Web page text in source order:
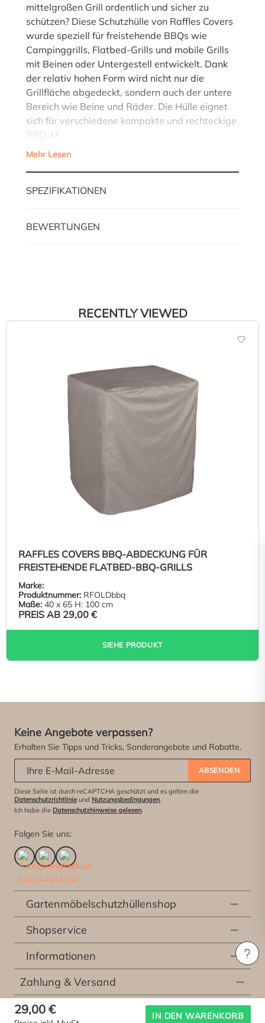
mittelgroßen Grill ordentlich und sicher zu
schützen? Diese Schutzhülle von Raffles Covers
wurde speziell für freistehende BBQs wie
Campinggrills, Flatbed-Grills und mobile Grills
mit Beinen oder Untergestell entwickelt. Dank
der relativ hohen Form wird nicht nur die
Grillfläche abgedeckt, sondern auch der untere
Bereich wie Beine und Räder. Die Hülle eignet
sich für verschiedene kompakte und rechteckige
BBQ-M…
Mehr Lesen
SPEZIFIKATIONEN
BEWERTUNGEN
RECENTLY VIEWED
RAFFLES COVERS BBQ-ABDECKUNG FÜR
FREISTEHENDE FLATBED-BBQ-GRILLS
Marke:
Produktnummer: RFOLDbbq
Maße: 40 x 65 H: 100 cm
PREIS AB 29,00 €
SIEHE PRODUKT
29,00 € IN DEN WARENKORB
Keine Angebote verpassen?
Erhalten Sie Tipps und Tricks, Sonderangebote und Rabatte.
ABSENDEN
Diese Seite ist durch reCAPTCHA geschützt und es gelten die
Datenschutzrichtlinie und Nutzungsbedingungen.
Ich habe die Datenschutzhinweise gelesen.
Folgen Sie uns:
Gartenmöbelschutzhüllenshop
Shopservice
Informationen
Zahlung & Versand
* Alle Preise inkl. der gesetzlichen Mehrwertsteuer, exklusiveVersandkostenund